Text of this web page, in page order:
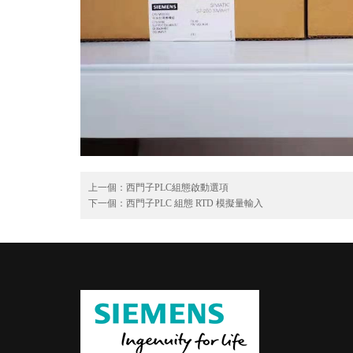
上一個： 西門子PLC組態啟動選項
下一個： 西門子PLC 組態 RTD 模擬量輸入